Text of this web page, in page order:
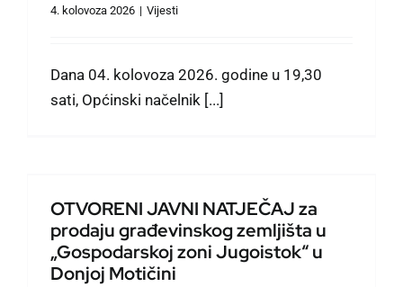
Događanja
Službeno informiranje
4. kolovoza 2026 | Vijesti
Dana 04. kolovoza 2026. godine u 19,30
sati, Općinski načelnik [...]
OTVORENI JAVNI NATJEČAJ za
prodaju građevinskog zemljišta u
„Gospodarskoj zoni Jugoistok“ u
Donjoj Motičini